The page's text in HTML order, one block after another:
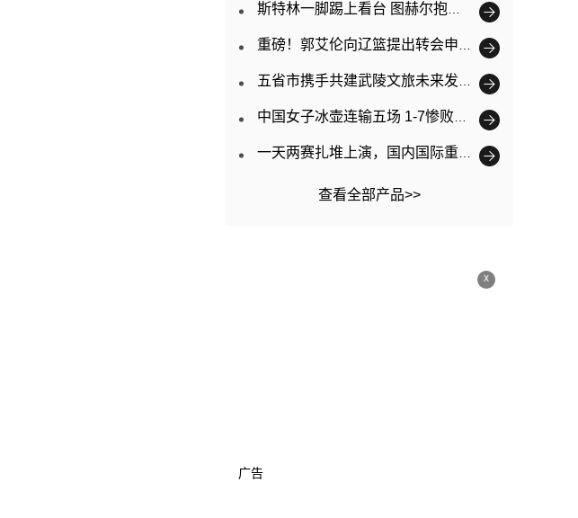
斯特林一脚踢上看台 图赫尔抱头跪地
重磅！郭艾伦向辽篮提出转会申请：为了更好的发展
五省市携手共建武陵文旅未来发展新规划
中国女子冰壶连输五场 1-7惨败韩国
一天两赛扎堆上演，国内国际重大赛事为何青睐河南？
查看全部产品>>
x
广告